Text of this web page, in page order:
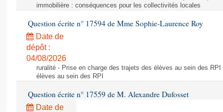
immobilière : conséquences pour les collectivités locales
Question écrite n° 17594 de Mme Sophie-Laurence Roy
Date de
dépôt :
04/08/2026
ruralité - Prise en charge des trajets des élèves au sein des
élèves au sein des RPI
Question écrite n° 17559 de M. Alexandre Dufosset
Date de